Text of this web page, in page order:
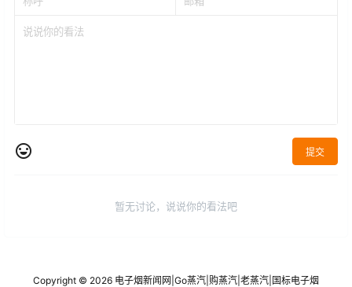
提交
暂无讨论，说说你的看法吧
Copyright © 2026 电子烟新闻网 Go蒸汽 购蒸汽 老蒸汽 国标电子烟